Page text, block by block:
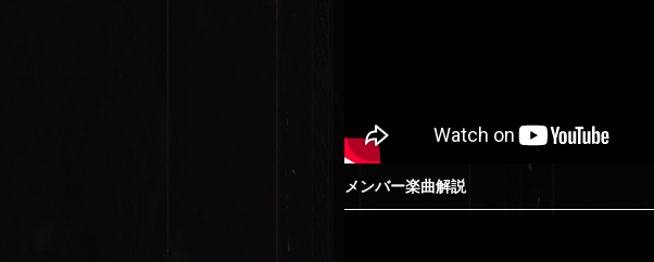
メンバー楽曲解説